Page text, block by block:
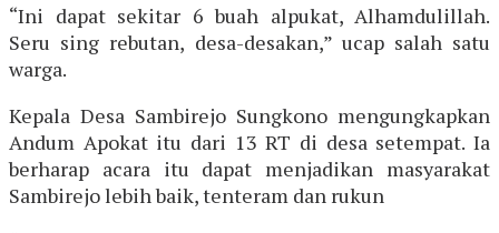
“Ini dapat sekitar 6 buah alpukat, Alhamdulillah.
Seru sing rebutan, desa-desakan,” ucap salah satu
warga.
Kepala Desa Sambirejo Sungkono mengungkapkan
Andum Apokat itu dari 13 RT di desa setempat. Ia
berharap acara itu dapat menjadikan masyarakat
Sambirejo lebih baik, tenteram dan rukun